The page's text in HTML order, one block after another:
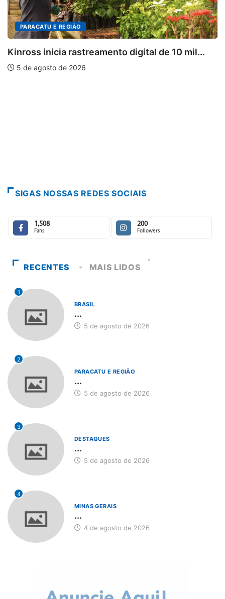
E REGIÃO
rastreamento digital de 10 mil...
de 2026
Mia
SIGAS NOSSAS REDES SOCIAIS
1,508
Fans
200
Followers
RECENTES MAIS LIDOS
1
BRASIL
...
5 de agosto de 2026
2
PARACATU E REGIÃO
...
5 de agosto de 2026
3
DESTAQUES
...
5 de agosto de 2026
4
MINAS GERAIS
...
4 de agosto de 2026